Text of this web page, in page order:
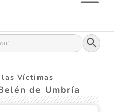
Botón
Víctimas
de Umbría